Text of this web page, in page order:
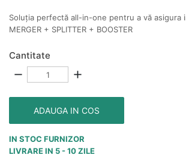
Soluția perfectă all-in-one pentru a vă asigura
MERGER + SPLITTER + BOOSTER
Cantitate
remove add
ADAUGA IN COS
IN STOC FURNIZOR
LIVRARE IN 5 - 10 ZILE